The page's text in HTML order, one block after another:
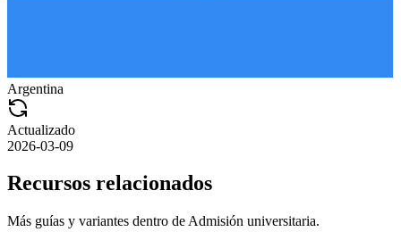
Argentina
Actualizado
2026-03-09
Recursos relacionados
Más guías y variantes dentro de Admisión universitaria.